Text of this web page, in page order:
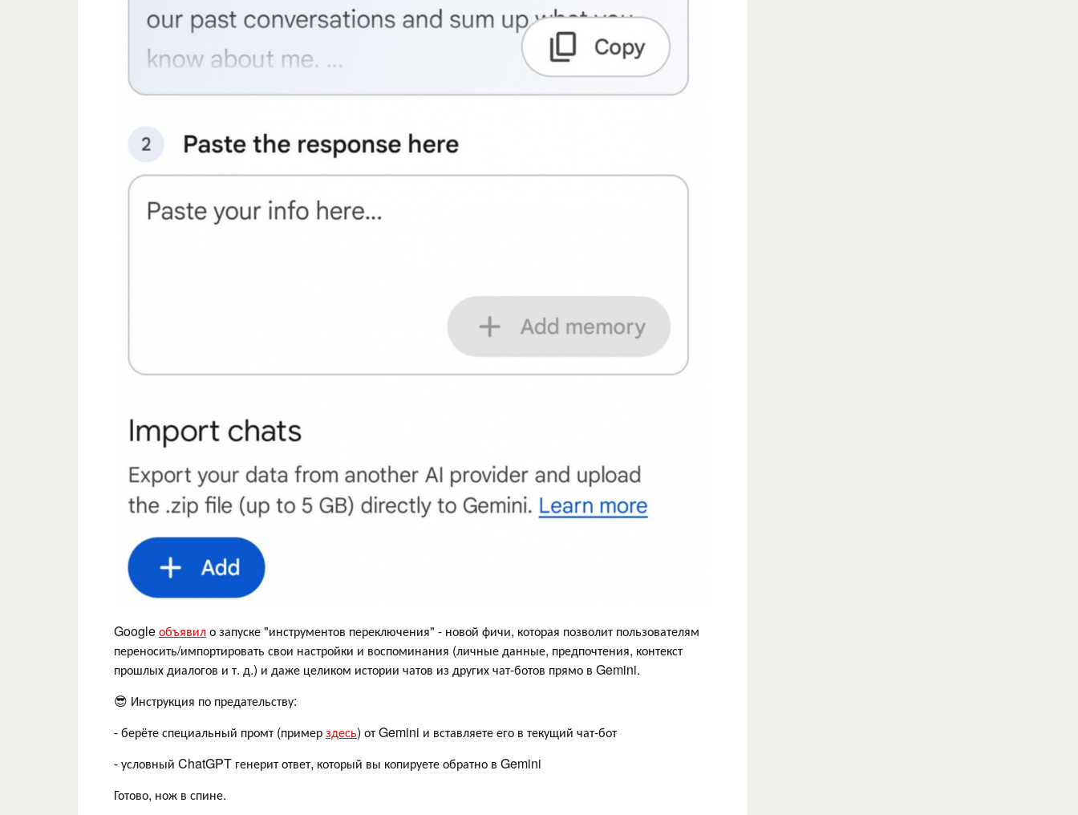
Googleобъявило запуске "инструментов переключения" - новой фичи, которая позволит пользователям
переносить/импортировать свои настройки и воспоминания (личные данные, предпочтения, контекст
прошлых диалогов и т. д.) и даже целиком истории чатов из других чат-ботов прямо в Gemini.
😎 Инструкция по предательству:
- берёте специальный промт (примерздесь) от Gemini и вставляете его в текущий чат-бот
- условный ChatGPT генерит ответ, который вы копируете обратно в Gemini
Готово, нож в спине.